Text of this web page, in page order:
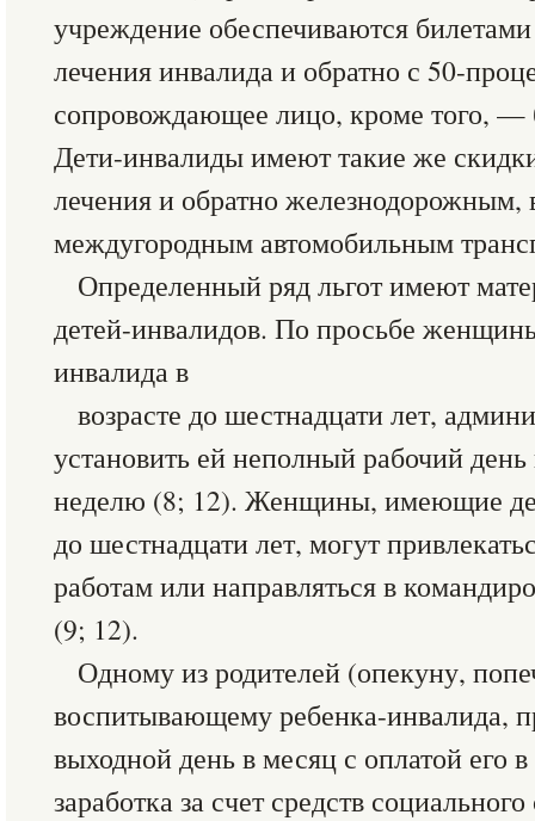
учреждение обеспечиваются
лечения инвалида и обратно с 50-
сопровождающее лицо, кроме того, —
Дети-инвалиды имеют такие же
лечения и обратно
междугородным автомобильным
Определенный ряд льгот имеют
детей-инвалидов. По просьбе
инвалида в
возрасте до шестнадцати лет,
установить ей неполный рабочий
неделю (8; 12). Женщины, имеющие
до шестнадцати лет, могут
работам или направляться в
(9; 12).
Одному из родителей (опекуну,
воспитывающему ребенка-инвалида,
выходной день в месяц с оплатой его
заработка за счет средств